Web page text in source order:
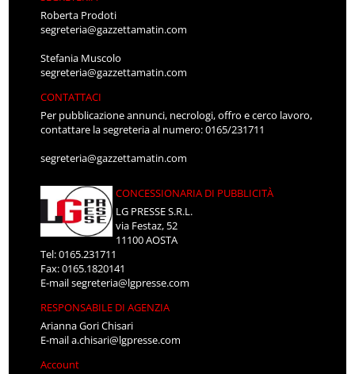
Roberta Prodoti
segreteria@gazzettamatin.com
Stefania Muscolo
segreteria@gazzettamatin.com
CONTATTACI
Per pubblicazione annunci, necrologi, offro e cerco lavoro,
contattare la segreteria al numero: 0165/231711
segreteria@gazzettamatin.com
CONCESSIONARIA DI PUBBLICITÀ
LG PRESSE S.R.L.
via Festaz, 52
11100 AOSTA
Tel: 0165.231711
Fax: 0165.1820141
E-mailsegreteria@lgpresse.com
RESPONSABILE DI AGENZIA
Arianna Gori Chisari
E-maila.chisari@lgpresse.com
Account